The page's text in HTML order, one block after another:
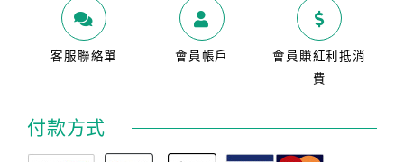
客服聯絡單 會員帳戶
會員賺紅利抵消
費
付款方式